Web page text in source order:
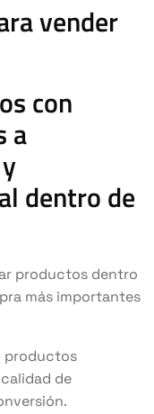
vender
con
a
dentro de
productos dentro
más importantes
productos
de